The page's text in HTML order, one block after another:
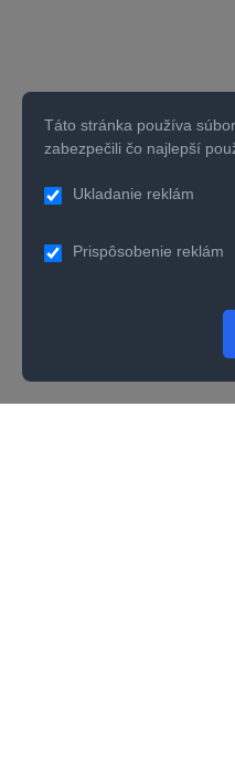
Táto stránka používa
zabezpečili čo najlepší
Ukladanie reklám
Prispôsobenie reklám